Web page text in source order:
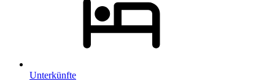
Unterkünfte